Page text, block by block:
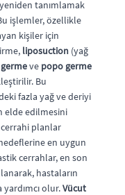
tanımlamak
işlemler, özellikle
kişiler için
liposuction (yağ
ve popo germe
Bu
fazla yağ ve deriyi
elde edilmesini
planlar
en uygun
cerrahlar, en son
hastaların
olur.Vücut